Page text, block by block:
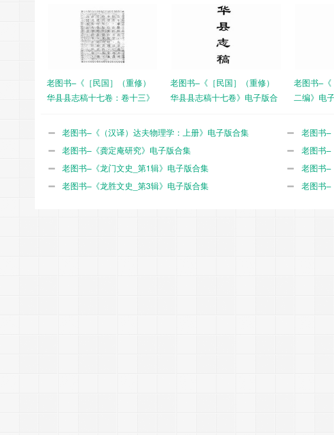
老图书–《［民国］（重修）
华县县志稿十七卷：卷十三》
老图书–《［民国］（重修）
华县县志稿十七卷》电子版合
老图书–
二编》电
老图书–《（汉译）达夫物理学：上册》电子版合集
老图书–
老图书–《龚定庵研究》电子版合集
老图书–
1989》电子
老图书–《龙门文史_第1辑》电子版合集
老图书–
老图书–《龙胜文史_第3辑》电子版合集
老图书–